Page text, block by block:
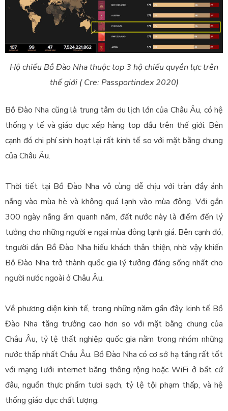
Hộ chiếu Bồ Đào Nha thuộc top 3 hộ chiếu quyền lực trên
thế giới ( Cre: Passportindex 2020)
Bồ Đào Nha cũng là trung tâm du lịch lớn của Châu Âu, có hệ
thống y tế và giáo dục xếp hàng top đầu trên thế giới. Bên
cạnh đó chi phí sinh hoạt lại rất kinh tế so với mặt bằng chung
của Châu Âu.
Thời tiết tại Bồ Đào Nha vô cùng dễ chịu với tràn đầy ánh
nắng vào mùa hè và không quá lạnh vào mùa đông. Với gần
300 ngày nắng ấm quanh năm, đất nước này là điểm đến lý
tưởng cho những người e ngại mùa đông lạnh giá. Bên cạnh đó,
tngười dân Bồ Đào Nha hiếu khách thân thiện, nhờ vậy khiến
Bồ Đào Nha trở thành quốc gia lý tưởng đáng sống nhất cho
người nước ngoài ở Châu Âu.
Về phương diện kinh tế, trong những năm gần đây, kinh tế Bồ
Đào Nha tăng trưởng cao hơn so với mặt bằng chung của
Châu Âu, tỷ lệ thất nghiệp quốc gia nằm trong nhóm những
nước thấp nhất Châu Âu. Bồ Đào Nha có cơ sở hạ tầng rất tốt
với mạng lưới internet băng thông rộng hoặc WiFi ở bất cứ
đâu, nguồn thực phẩm tươi sạch, tỷ lệ tội phạm thấp, và hệ
thống giáo dục chất lượng.